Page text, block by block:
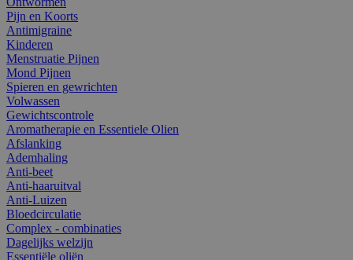
Pijn en Koorts
Antimigraine
Kinderen
Menstruatie Pijnen
Mond Pijnen
Spieren en gewrichten
Volwassen
Gewichtscontrole
Aromatherapie en Essentiele Olien
Afslanking
Ademhaling
Anti-beet
Anti-haaruitval
Anti-Luizen
Bloedcirculatie
Complex - combinaties
Dagelijks welzijn
Essentiële oliën